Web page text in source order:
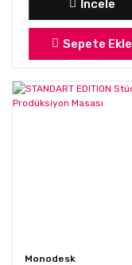
İncele
Sepete Ekle
Monodesk